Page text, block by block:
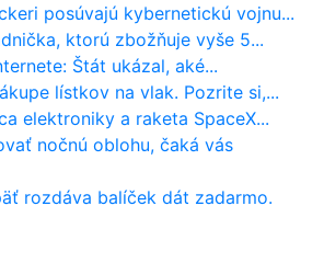
posúvajú kybernetickú vojnu...
ktorú zbožňuje vyše 5...
Štát ukázal, aké...
lístkov na vlak. Pozrite si,...
elektroniky a raketa SpaceX...
nočnú oblohu, čaká vás
rozdáva balíček dát zadarmo.